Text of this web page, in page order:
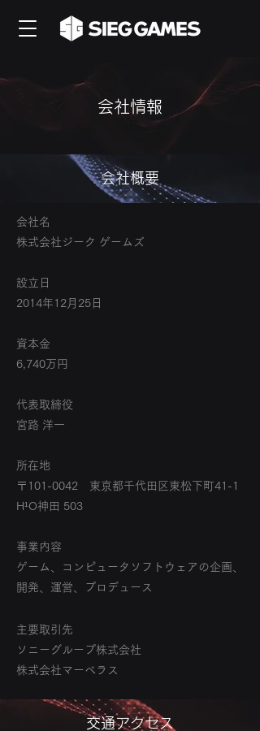
会社情報
​会社概要
会社名
株式会社ジーク ゲームズ
設立日
2014年12月25日
資本金
6,740万円
代表取締役
宮路 洋一
所在地
〒101-0042 東京都千代田区東松下町41-1
H¹O神田 503
事業内容
ゲーム、コンピュータソフトウェアの企画、
開発、運営、プロデュース
主要取引先
ソニーグループ株式会社
株式会社マーベラス
​交通アクセス